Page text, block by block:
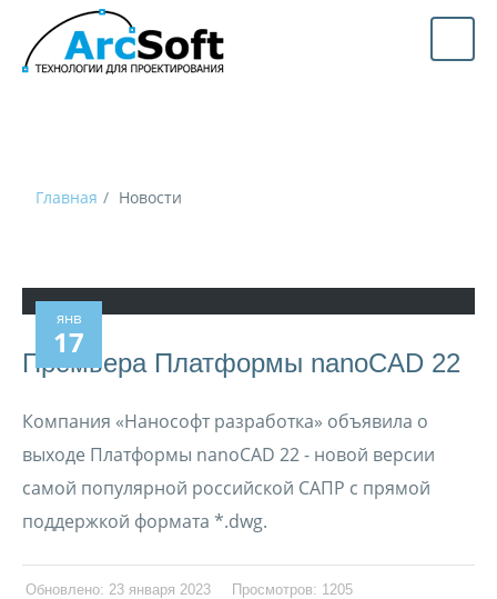
Главная Новости
янв
17
Премьера Платформы nanoCAD 22
Компания «Нанософт разработка» объявила о
выходе Платформы nanoCAD 22 - новой версии
самой популярной российской САПР с прямой
поддержкой формата *.dwg.
Обновлено: 23 января 2023
Просмотров: 1205